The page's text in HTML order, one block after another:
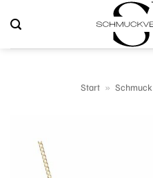
Inhalt
springen
Start » Schmuck